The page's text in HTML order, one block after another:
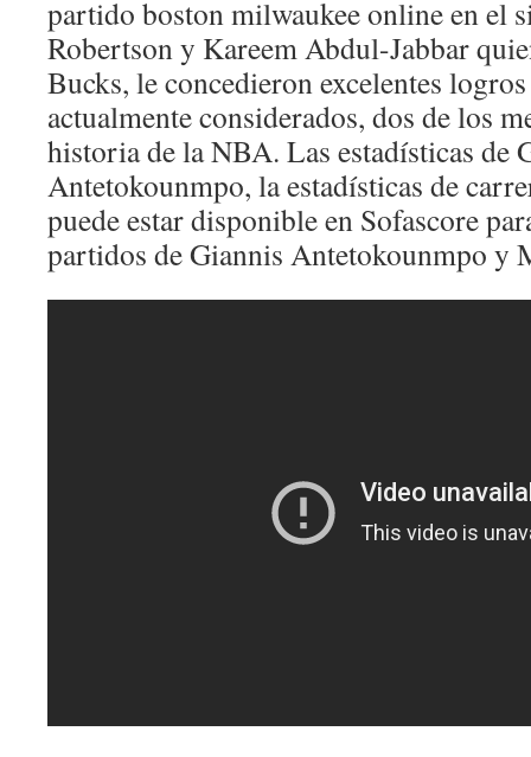
partido boston milwaukee online en el
Robertson y Kareem Abdul-Jabbar
Bucks, le concedieron excelentes
actualmente considerados, dos de los
historia de la NBA. Las estadísticas de
Antetokounmpo, la estadísticas de
puede estar disponible en Sofascore
partidos de Giannis Antetokounmpo y